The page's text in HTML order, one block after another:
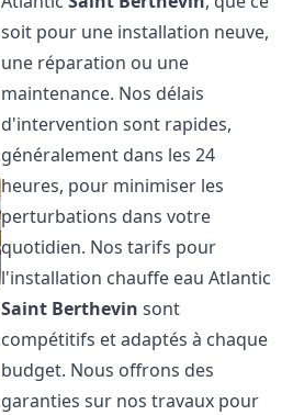
soit pour une installation neuve,
une réparation ou une
maintenance. Nos délais
d'intervention sont rapides,
généralement dans les 24
heures, pour minimiser les
perturbations dans votre
quotidien. Nos tarifs pour
l'installation chauffe eau Atlantic
Saint Berthevin sont
compétitifs et adaptés à chaque
budget. Nous offrons des
garanties sur nos travaux pour